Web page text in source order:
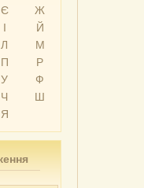
Є
Ж
І
Й
Л
М
П
Р
У
Ф
Ч
Ш
Я